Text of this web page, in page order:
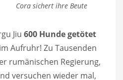
sichert ihre Beute
Jiu 600 Hunde getötet
Aufruhr! Zu Tausenden
rumänischen Regierung,
versuchen wieder mal,